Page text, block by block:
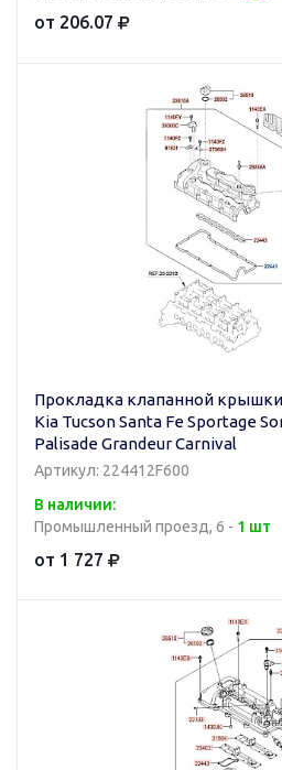
от 206.07
Прокладка клапанной крышки
Kia Tucson Santa Fe Sportage
Palisade Grandeur Carnival
Артикул: 224412F600
В наличии:
Промышленный проезд, 6 - 1 шт
от 1 727